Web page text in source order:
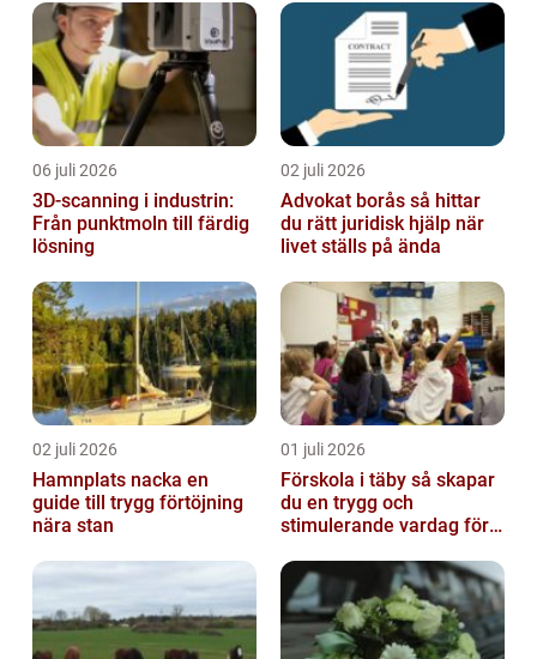
06 juli 2026
3D-scanning i industrin:
Från punktmoln till färdig
lösning
02 juli 2026
Advokat borås så hittar
du rätt juridisk hjälp när
livet ställs på ända
02 juli 2026
Hamnplats nacka en
guide till trygg förtöjning
nära stan
01 juli 2026
Förskola i täby så skapar
du en trygg och
stimulerande vardag för